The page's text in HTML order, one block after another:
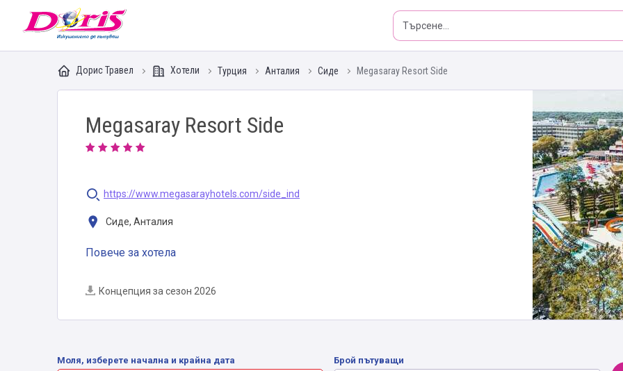
Doris - Изкушението да пътуваш
Дорис Травел Хотели Турция Анталия Сиде Megasaray Resort Side
Megasaray Resort Side
https://www.megasarayhotels.com/side_ind
Сиде, Анталия
Повече за хотела
Концепция за сезон 2026
Моля, изберете начална и крайна дата Брой пътуващи